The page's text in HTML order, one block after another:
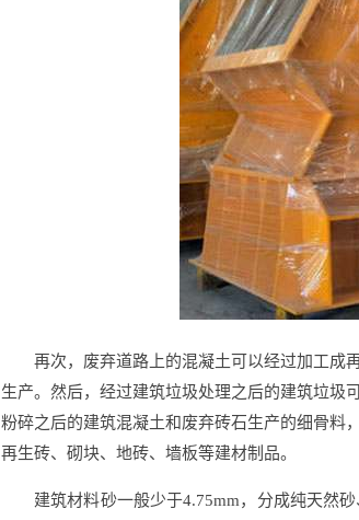
再次，废弃道路上的混凝土可以经过加工成
生产。然后，经过建筑垃圾处理之后的建筑垃圾
粉碎之后的建筑混凝土和废弃砖石生产的细骨料
再生砖、砌块、地砖、墙板等建材制品。
建筑材料砂一般少于4.75mm，分成纯天然